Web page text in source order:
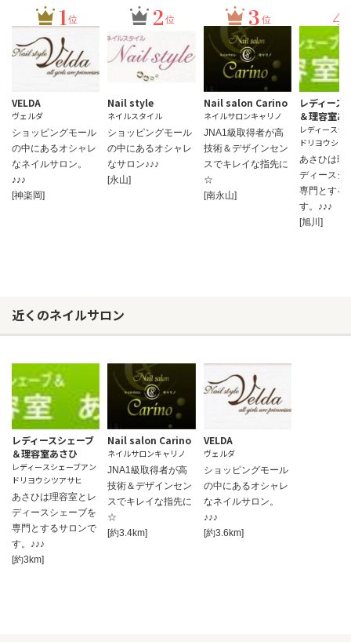
1位
VELDA
ヴェルダ
ショッピングモール
の中にあるオシャレ
なネイルサロン。
♪♪♪
[神楽岡]
2 位
Nail style
ネイルスタイル
ショッピングモール
の中にあるオシャレ
なサロン♪♪♪
[永山]
3 位
Nail salon Carino
ネイルサロンキャリノ
JNA1級取得者が高
技術＆デザインセン
スでキレイな指先に
☆
[南永山]
4
レディース
＆理容室あ
レディースシ
ドリヨウシツ
あさひは理
ディースシ
専門とする
す。♪♪♪
[旭川]
近くのネイルサロン
レディースシェーブ
＆理容室あさひ
レディースシェーブアン
ドリヨウシツアサヒ
あさひは理容室とレ
ディースシェーブを
専門とするサロンで
す。♪♪♪
[約3km]
Nail salon Carino
ネイルサロンキャリノ
JNA1級取得者が高
技術＆デザインセン
スでキレイな指先に
☆
[約3.4km]
VELDA
ヴェルダ
ショッピングモール
の中にあるオシャレ
なネイルサロン。
♪♪♪
[約3.6km]